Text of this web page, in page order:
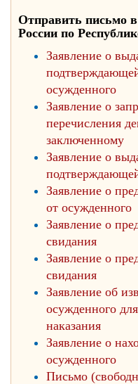
Отправить
России по
Заявление о
осужденного
Заявление о
перечисления
заключенному
Заявление о
Заявление о
от осужденного
Заявление о
свидания
Заявление о
свидания
Заявление об
осужденного
наказания
Заявление о
осужденного
Письмо